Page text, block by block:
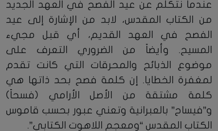
عندما نتكلم عن عيد الفصح في العهد الجديد
من الكتاب المقدس، لابد من الإشارة إلى عيد
الفصح في العهد القديم، أي قبل مجيء
المسيح. وأيضاً من الضروري التعرف على
موضوع الذبائح والمحرقات التي كانت تقدم
لمغفرة الخطايا. إن كلمة فصح بحد ذاتها هي
كلمة مشتقة من الأصل الأرامي (فسحاً)
و”فيساح” بالعبرانية وتعني عبور بحسب قاموس
الكتاب المقدس “ومعجم اللاهوت الكتابي”.